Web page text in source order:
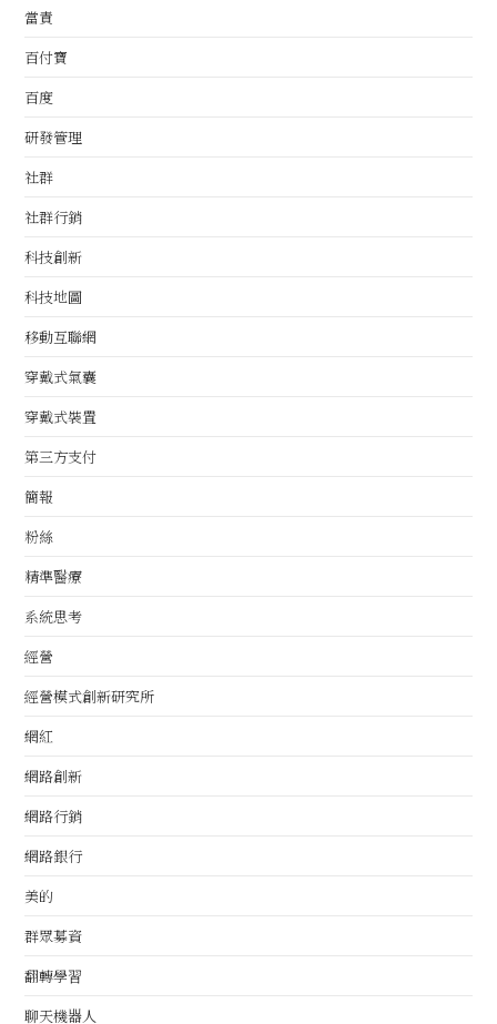
當責
百付寶
百度
研發管理
社群
社群行銷
科技創新
科技地圖
移動互聯網
穿戴式氣囊
穿戴式裝置
第三方支付
簡報
粉絲
精準醫療
系統思考
經營
經營模式創新研究所
網紅
網路創新
網路行銷
網路銀行
美的
群眾募資
翻轉學習
聊天機器人